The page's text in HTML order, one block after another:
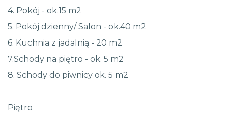
4. Pokój - ok.15 m2
5. Pokój dzienny/ Salon - ok.40 m2
6. Kuchnia z jadalnią - 20 m2
7.Schody na piętro - ok. 5 m2
8. Schody do piwnicy ok. 5 m2
Piętro